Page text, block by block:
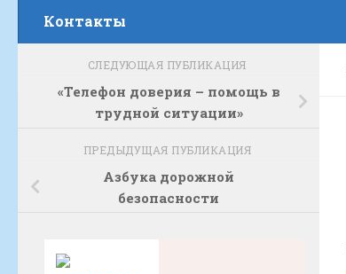
Контакты
СЛЕДУЮЩАЯ ПУБЛИКАЦИЯ
«Телефон доверия – помощь в
трудной ситуации»
ПРЕДЫДУЩАЯ ПУБЛИКАЦИЯ
Азбука дорожной
безопасности